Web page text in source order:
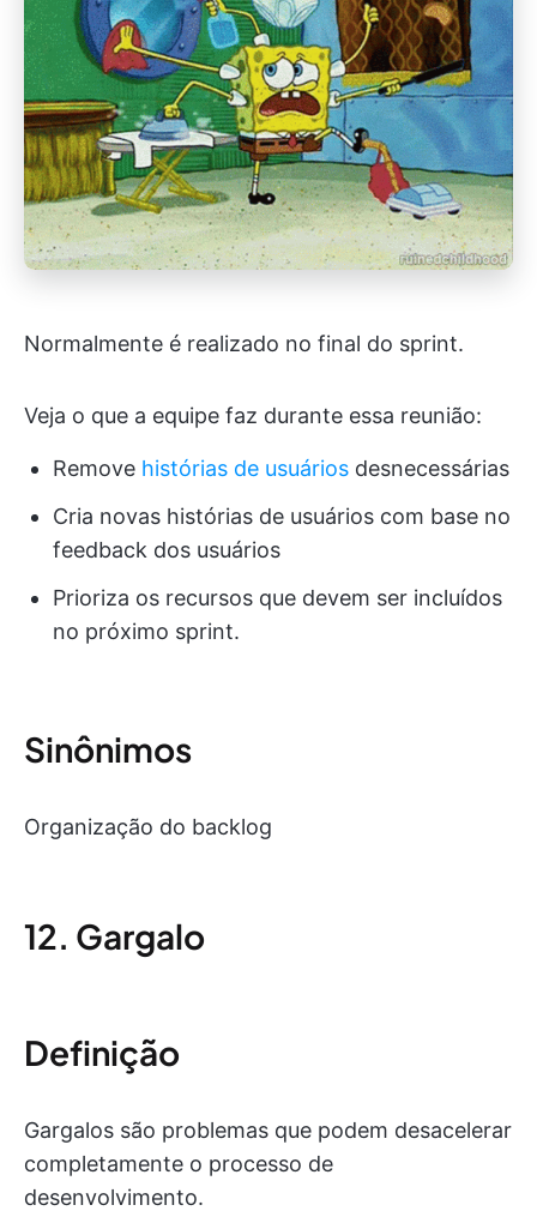
Normalmente é realizado no final do sprint.
Veja o que a equipe faz durante essa reunião:
Remove histórias de usuários desnecessárias
Cria novas histórias de usuários com base no
feedback dos usuários
Prioriza os recursos que devem ser incluídos
no próximo sprint.
Sinônimos
Organização do backlog
12. Gargalo
Definição
Gargalos são problemas que podem desacelerar
completamente o processo de
desenvolvimento.